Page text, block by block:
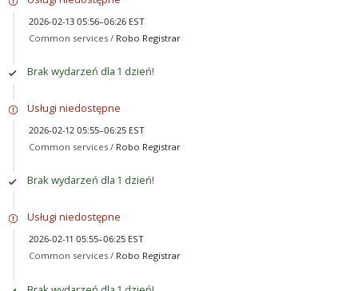
2026-02-13 05:56–06:26 EST
Common services / Robo Registrar
Brak wydarzeń dla 1 dzień!
Usługi niedostępne
2026-02-12 05:55–06:25 EST
Common services / Robo Registrar
Brak wydarzeń dla 1 dzień!
Usługi niedostępne
2026-02-11 05:55–06:25 EST
Common services / Robo Registrar